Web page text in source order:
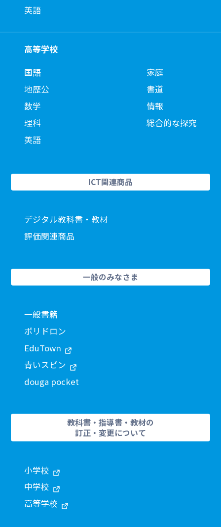
英語
高等学校
国語
地歴公
数学
理科
英語
家庭
書道
情報
総合的な探究
ICT関連商品
デジタル教科書・教材
評価関連商品
一般のみなさま
一般書籍
ポリドロン
EduTown
青いスピン
douga pocket
教科書・指導書・教材の
訂正・変更について
小学校
中学校
高等学校